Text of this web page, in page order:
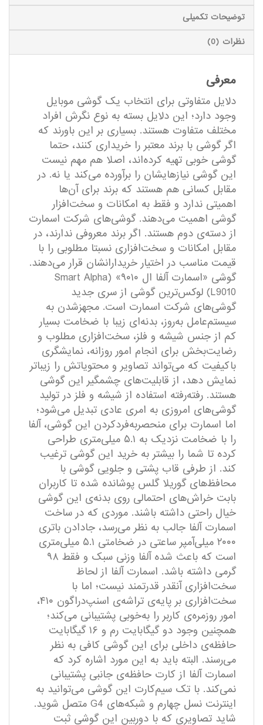
توضیحات تکمیلی
نظرات (0)
معرفی
دلایل متفاوتی برای انتخاب یک گوشی موبایل
وجود دارد؛ این دلایل بسته به نوع نگرش افراد
مختلف متفاوت هستند. بسیاری بر این باورند که
اگر گوشی با برند معتبر را خریداری کنند، حتما
گوشی خوبی تهیه کرده‌اند، اصلا هم مهم نیست
این گوشی نیازهایشان را برآورده می‌کند یا نه. در
مقابل کسانی هم هستند که برند برای آن‌ها
اهمیتی ندارد و فقط به امکانات و سخت‌افزار
گوشی اهمیت می‌دهند. گوشی‌های شرکت اسمارت
از دسته‌ی دوم هستند. اگر برند معروفی ندارند، در
مقابل امکانات و سخت‌افزاری نسبتا مطلوبی را با
قیمت مناسب در اختیار خریدارانشان قرار می‌دهند.
گوشی «اسمارت آلفا ال ۹۰۱۰» (Smart Alpha
L9010) لوکس‌ترین گوشی از سری جدید
گوشی‌های شرکت اسمارت است. مجهزشدن به
سیستم‌عامل به‌روز، بدنه‌ای زیبا با ضخامت بسیار
کم از جنس شیشه و فلز، سخت‌افزاری مطلوب و
رضایت‌بخش برای انجام امور روزانه، نمایشگری
باکیفیت که می‌تواند تصاویر و محتویاتش را زیبا‌تر
نمایش دهد، از قابلیت‌های چشمگیر این گوشی
هستند. رفته‌رفته استفاده از شیشه و فلز در تولید
گوشی‌های امروزی به امری عادی تبدیل می‌شود؛
اما اسمارت برای منحصر‌به‌فردکردن این گوشی، آلفا
را با ضخامت نزدیک به ۵.۱ میلی‌متری طراحی
کرده تا شما را بیشتر به خرید این گوشی ترغیب
کند. از طرفی قاب پشتی و جلویی گوشی با
محافظ‌های گوریلا گلس پوشانده شده تا کاربران
بابت خراش‌های احتمالی روی بدنه‌ی این گوشی
خیال راحتی داشته باشند. موردی که در ساخت
اسمارت آلفا جالب به نظر می‌رسد، جادادن باتری
۲۰۰۰ میلی‌آمپر ساعتی در ضخامتی ۵.۱ میلی‌متری
است که باعث شده آلفا وزنی سبک و فقط ۹۸
گرمی داشته باشد. اسمارت آلفا از لحاظ
سخت‌افزاری آنقدر قدرتمند نیست؛ اما با
سخت‌افزاری بر پایه‌ی تراشه‌ی اسنپ‌دراگون ۴۱۰،
امور روزمره‌ی کاربر را به‌خوبی پشتیبانی می‌کند؛
همچنین وجود دو گیگابایت رم و ۱۶ گیگابایت
حافظه‌ی داخلی برای این گوشی کافی به نظر
می‌رسند. البته باید به این مورد اشاره کرد که
اسمارت آلفا از کارت حافظه‌ی جانبی پشتیبانی
نمی‌کند. با تک سیم‌کارت این گوشی می‌توانید به
اینترنت نسل چهارم و شبکه‌های G4 متصل شوید.
شاید تصاویری که با دوربین این گوشی ثبت